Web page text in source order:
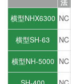
法
横型NHX6300 NC
横型SH-63 NC
横型NH-5000 NC